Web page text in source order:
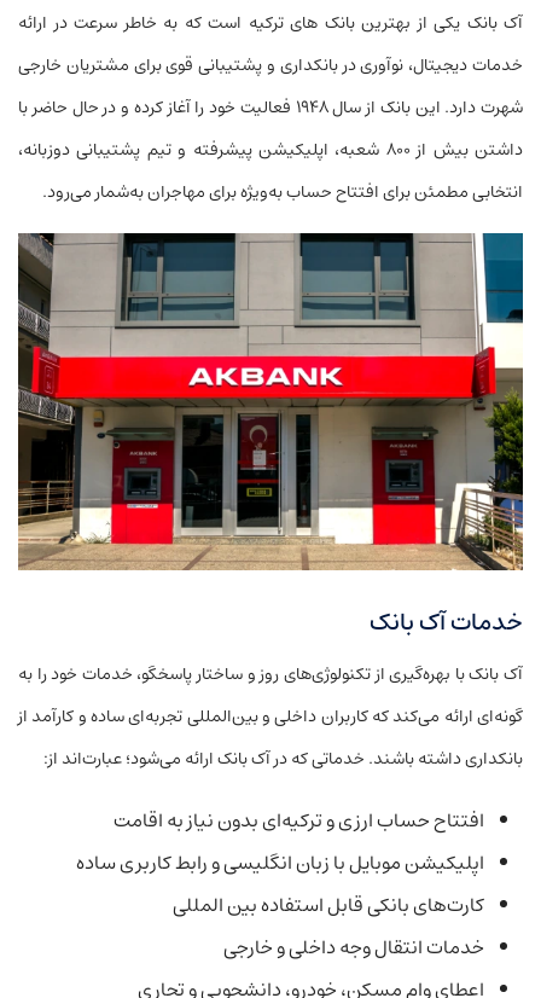
آک بانک یکی از بهترین بانک‌ های ترکیه است که به خاطر سرعت در ارائه
خدمات دیجیتال، نوآوری در بانکداری و پشتیبانی قوی برای مشتریان خارجی
شهرت دارد. این بانک از سال ۱۹۴۸ فعالیت خود را آغاز کرده و در حال حاضر با
داشتن بیش از ۸۰۰ شعبه، اپلیکیشن پیشرفته و تیم پشتیبانی دو‌زبانه،
انتخابی مطمئن برای افتتاح حساب به‌ویژه برای مهاجران به‌شمار می‌رود.
خدمات آک بانک
آک بانک با بهره‌گیری از تکنولوژی‌های روز و ساختار پاسخگو، خدمات خود را به
گونه‌ای ارائه می‌کند که کاربران داخلی و بین‌المللی تجربه‌ای ساده و کارآمد از
بانکداری داشته باشند. خدماتی که در آک بانک ارائه می‌شود؛ عبارت‌اند از:
افتتاح حساب ارزی و ترکیه‌ای بدون نیاز به اقامت
اپلیکیشن موبایل با زبان انگلیسی و رابط کاربری ساده
کارت‌های بانکی قابل استفاده بین المللی
خدمات انتقال وجه داخلی و خارجی
اعطای وام مسکن، خودرو، دانشجویی و تجاری